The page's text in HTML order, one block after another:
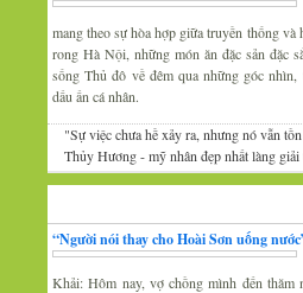
mang theo sự hòa hợp giữa truyền thống và
rong Hà Nội, những món ăn đặc sản đặc
sống Thủ đô về đêm qua những góc nhìn,
dấu ấn cá nhân.
"Sự việc chưa hề xảy ra, nhưng nó vẫn
Thủy Hương - mỹ nhân đẹp nhất làng
“Người nói thay cho Hoài Sơn uống
Khải: Hôm nay, vợ chồng mình đến thăm